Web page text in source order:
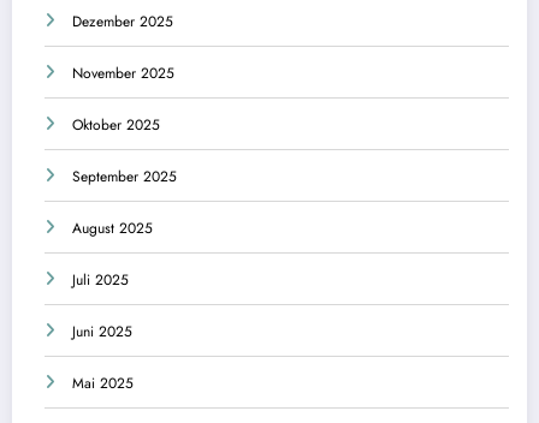
Dezember 2025
November 2025
Oktober 2025
September 2025
August 2025
Juli 2025
Juni 2025
Mai 2025